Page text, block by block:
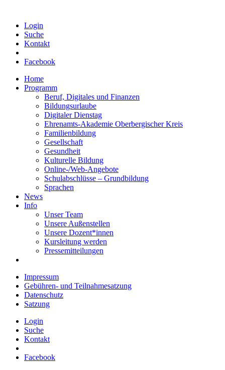
Login
Suche
Kontakt
Facebook
Home
Programm
Beruf, Digitales und Finanzen
Bildungsurlaube
Digitaler Dienstag
Ehrenamts-Akademie Oberbergischer Kreis
Familienbildung
Gesellschaft
Gesundheit
Kulturelle Bildung
Online-/Web-Angebote
Schulabschlüsse – Grundbildung
Sprachen
News
Info
Unser Team
Unsere Außenstellen
Unsere Dozent*innen
Kursleitung werden
Pressemitteilungen
Impressum
Gebühren- und Teilnahmesatzung
Datenschutz
Satzung
Login
Suche
Kontakt
Facebook